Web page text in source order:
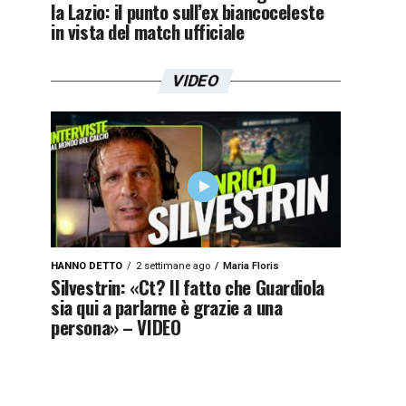
la Lazio: il punto sull’ex biancoceleste
in vista del match ufficiale
VIDEO
HANNO DETTO 2 settimane ago Maria Floris
Silvestrin: «Ct? Il fatto che Guardiola
sia qui a parlarne è grazie a una
persona» – VIDEO